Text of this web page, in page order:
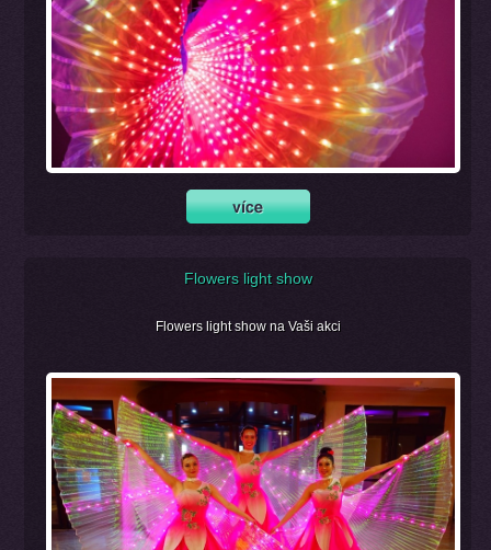
Flowers light show
Flowers light show na Vaši akci